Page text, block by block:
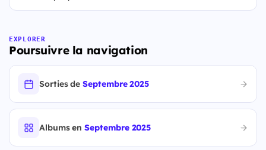
EXPLORER
Poursuivre la navigation
Sorties deSeptembre 2025
Albums enSeptembre 2025